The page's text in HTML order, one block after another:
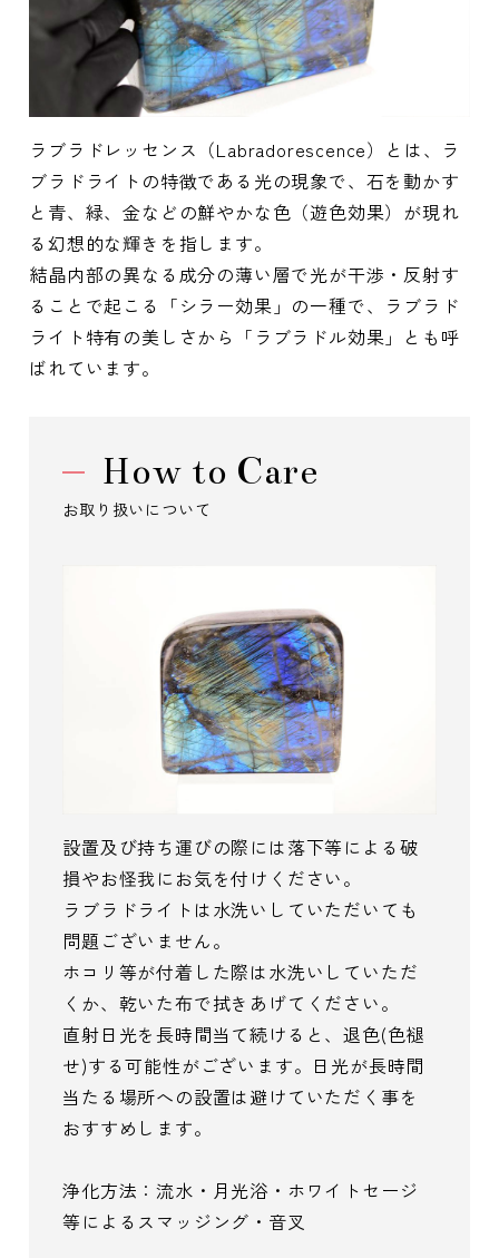
ラブラドレッセンス（Labradorescence）とは、ラ
ブラドライトの特徴である光の現象で、石を動かす
と青、緑、金などの鮮やかな色（遊色効果）が現れ
る幻想的な輝きを指します。
結晶内部の異なる成分の薄い層で光が干渉・反射す
ることで起こる「シラー効果」の一種で、ラブラド
ライト特有の美しさから「ラブラドル効果」とも呼
ばれています。
How to Care
お取り扱いについて
設置及び持ち運びの際には落下等による破
損やお怪我にお気を付けください。
ラブラドライトは水洗いしていただいても
問題ございません。
ホコリ等が付着した際は水洗いしていただ
くか、乾いた布で拭きあげてください。
直射日光を長時間当て続けると、退色(色褪
せ)する可能性がございます。日光が長時間
当たる場所への設置は避けていただく事を
おすすめします。
浄化方法：流水・月光浴・ホワイトセージ
等によるスマッジング・音叉